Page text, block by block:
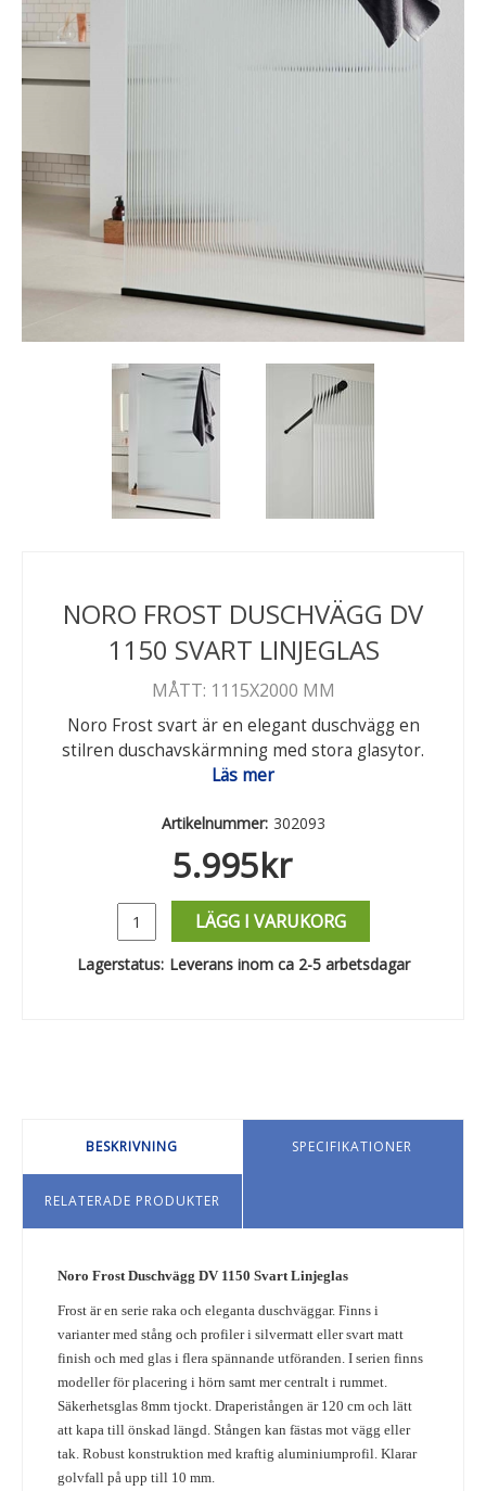
NORO FROST DUSCHVÄGG DV
1150 SVART LINJEGLAS
MÅTT: 1115X2000 MM
Noro Frost svart är en elegant duschvägg en
stilren duschavskärmning med stora glasytor.
Läs mer
Artikelnummer: 302093
5.995kr
LÄGG I VARUKORG
Lagerstatus: Leverans inom ca 2-5 arbetsdagar
BESKRIVNING SPECIFIKATIONER
RELATERADE PRODUKTER
Noro Frost Duschvägg DV 1150 Svart Linjeglas
Frost är en serie raka och eleganta duschväggar. Finns i
varianter med stång och profiler i silvermatt eller svart matt
finish och med glas i flera spännande utföranden. I serien finns
modeller för placering i hörn samt mer centralt i rummet.
Säkerhetsglas 8mm tjockt. Draperistången är 120 cm och lätt
att kapa till önskad längd. Stången kan fästas mot vägg eller
tak. Robust konstruktion med kraftig aluminiumprofil. Klarar
golvfall på upp till 10 mm.